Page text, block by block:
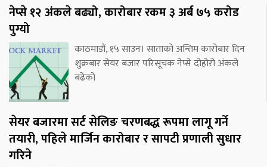
नेप्से १२ अंकले बढ्यो, कारोबार रकम ३ अर्ब ७५ करोड
पुग्यो
काठमाडौं, १५ साउन। साताको अन्तिम कारोबार दिन
शुक्रबार सेयर बजार परिसूचक नेप्से दोहोरो अंकले
बढेको
सेयर बजारमा सर्ट सेलिङ चरणबद्ध रूपमा लागू गर्ने
तयारी, पहिले मार्जिन कारोबार र सापटी प्रणाली सुधार
गरिने